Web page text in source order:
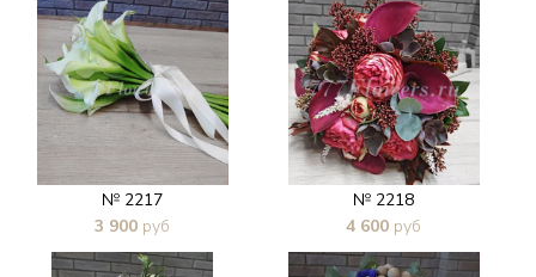
В 1 клик
В 1 клик
№ 2217
3 900 руб
В 1 клик
№ 2218
4 600 руб
В 1 клик